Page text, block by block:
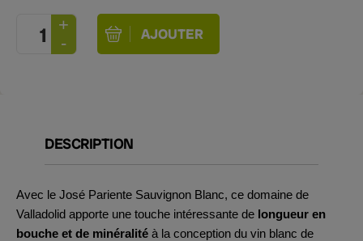
DESCRIPTION
Avec le José Pariente Sauvignon Blanc, ce domaine de
Valladolid apporte une touche intéressante de longueur en
bouche et de minéralité à la conception du vin blanc de